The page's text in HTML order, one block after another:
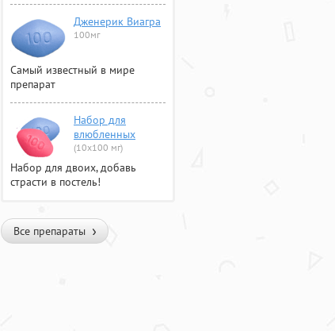
Дженерик Виагра
100мг
Самый известный в мире
препарат
Набор для
влюбленных
(10х100 мг)
Набор для двоих, добавь
страсти в постель!
Все препараты